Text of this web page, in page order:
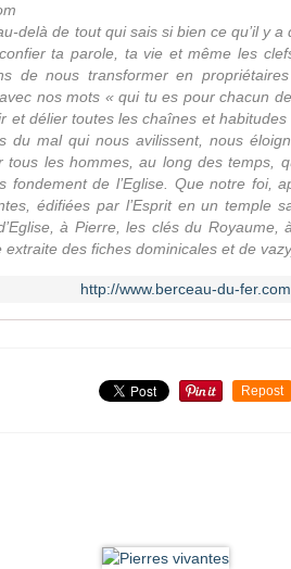
delà de tout qui sais si bien ce qu’il y
ta parole, ta vie et même les
de nous transformer en
nos mots « qui tu es pour chacun
et délier toutes les chaînes et
du mal qui nous avilissent, nous
tous les hommes, au long des temps,
fondement de l’Eglise. Que notre foi,
édifiées par l’Esprit en un temple
à Pierre, les clés du
extraite des fiches dominicales et de
http://www.berceau-du-
Repost